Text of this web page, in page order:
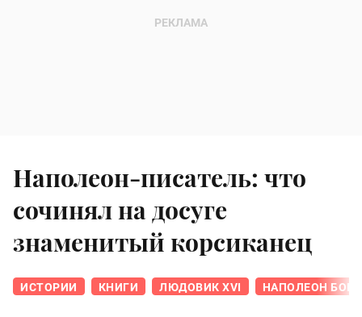
Наполеон-писатель: что
сочинял на досуге
знаменитый корсиканец
ИСТОРИИ КНИГИ ЛЮДОВИК XVI НАПОЛЕОН